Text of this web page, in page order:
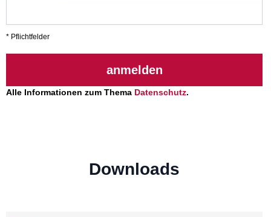
* Pflichtfelder
anmelden
Alle Informationen zum Thema Datenschutz.
Downloads